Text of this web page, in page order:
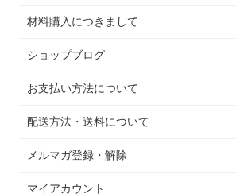
材料購入につきまして
ショップブログ
お支払い方法について
配送方法・送料について
メルマガ登録・解除
マイアカウント